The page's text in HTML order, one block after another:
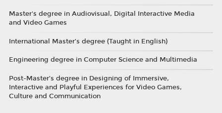
Master's degree in Audiovisual, Digital Interactive Media
and Video Games
International Master’s degree (Taught in English)
Engineering degree in Computer Science and Multimedia
Post-Master’s degree in Designing of Immersive,
Interactive and Playful Experiences for Video Games,
Culture and Communication